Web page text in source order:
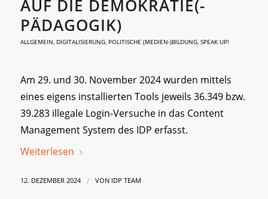
AUF DIE DEMOKRATIE(-
PÄDAGOGIK)
ALLGEMEIN, DIGITALISIERUNG, POLITISCHE (MEDIEN-)BILDUNG, SPEAK UP!
Am 29. und 30. November 2024 wurden mittels
eines eigens installierten Tools jeweils 36.349 bzw.
39.283 illegale Login-Versuche in das Content
Management System des IDP erfasst.
Weiterlesen
12. DEZEMBER 2024 / VON IDP TEAM